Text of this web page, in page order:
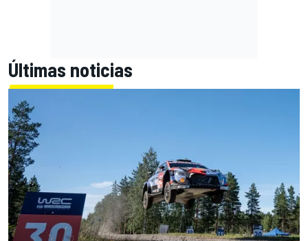
Últimas noticias